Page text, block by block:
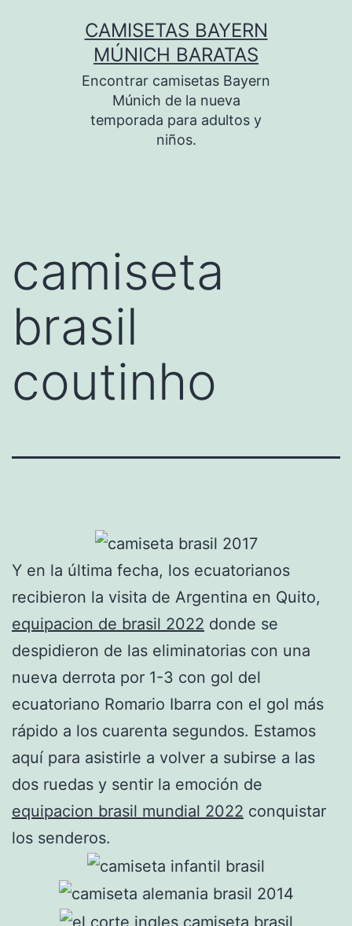
CAMISETAS BAYERN
MÚNICH BARATAS
Encontrar camisetas Bayern
Múnich de la nueva
temporada para adultos y
niños.
camiseta
brasil
coutinho
Y en la última fecha, los ecuatorianos
recibieron la visita de Argentina en Quito,
equipacion de brasil 2022 donde se
despidieron de las eliminatorias con una
nueva derrota por 1-3 con gol del
ecuatoriano Romario Ibarra con el gol más
rápido a los cuarenta segundos. Estamos
aquí para asistirle a volver a subirse a las
dos ruedas y sentir la emoción de
equipacion brasil mundial 2022 conquistar
los senderos.